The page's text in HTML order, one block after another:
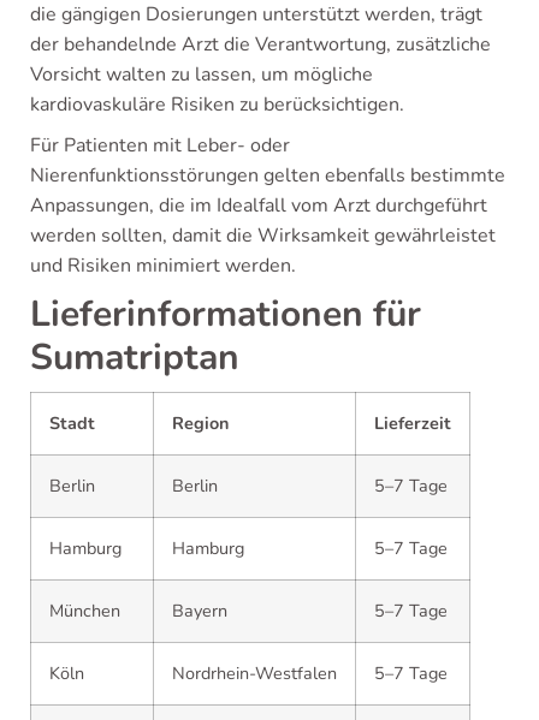
die gängigen Dosierungen unterstützt werden, trägt
der behandelnde Arzt die Verantwortung, zusätzliche
Vorsicht walten zu lassen, um mögliche
kardiovaskuläre Risiken zu berücksichtigen.
Für Patienten mit Leber- oder
Nierenfunktionsstörungen gelten ebenfalls bestimmte
Anpassungen, die im Idealfall vom Arzt durchgeführt
werden sollten, damit die Wirksamkeit gewährleistet
und Risiken minimiert werden.
Lieferinformationen für
Sumatriptan
Stadt Region Lieferzeit
Berlin Berlin 5–7 Tage
Hamburg Hamburg 5–7 Tage
München Bayern 5–7 Tage
Köln Nordrhein-Westfalen 5–7 Tage